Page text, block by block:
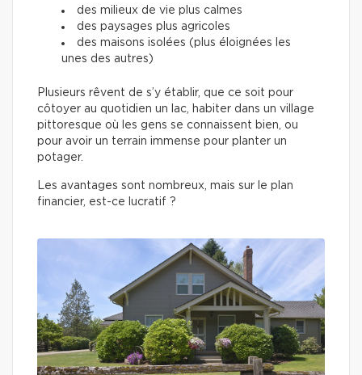
des milieux de vie plus calmes
des paysages plus agricoles
des maisons isolées (plus éloignées les
unes des autres)
Plusieurs rêvent de s’y établir, que ce soit pour
côtoyer au quotidien un lac, habiter dans un village
pittoresque où les gens se connaissent bien, ou
pour avoir un terrain immense pour planter un
potager.
Les avantages sont nombreux, mais sur le plan
financier, est-ce lucratif ?